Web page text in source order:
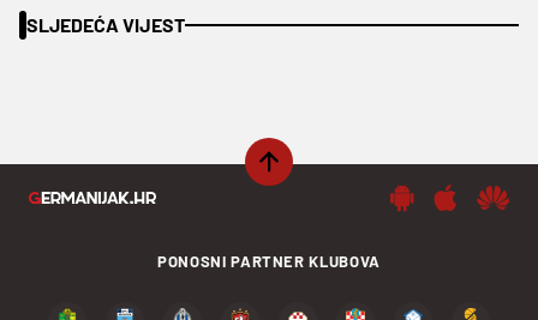
SLJEDEĆA VIJEST
PONOSNI PARTNER KLUBOVA